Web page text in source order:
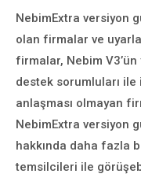
NebimExtra versiyon
olan firmalar ve
firmalar, Nebim
destek sorumluları
anlaşması olmayan
NebimExtra versiyon
hakkında daha fazla
temsilcileri ile